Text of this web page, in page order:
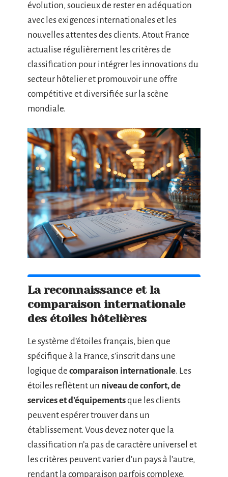
évolution, soucieux de rester en adéquation
avec les exigences internationales et les
nouvelles attentes des clients. Atout France
actualise régulièrement les critères de
classification pour intégrer les innovations du
secteur hôtelier et promouvoir une offre
compétitive et diversifiée sur la scène
mondiale.
La reconnaissance et la
comparaison internationale
des étoiles hôtelières
Le système d’étoiles français, bien que
spécifique à la France, s’inscrit dans une
logique de comparaison internationale. Les
étoiles reflètent un niveau de confort, de
services et d’équipementsque les clients
peuvent espérer trouver dans un
établissement. Vous devez noter que la
classification n’a pas de caractère universel et
les critères peuvent varier d’un pays à l’autre,
rendant la comparaison parfois complexe.